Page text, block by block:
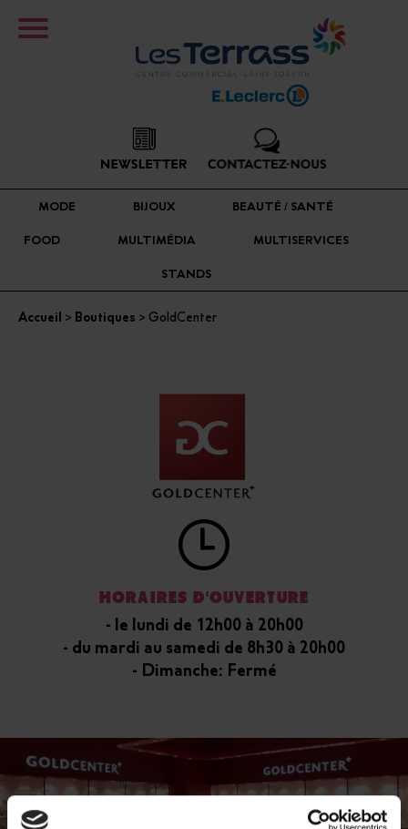
MODE BIJOUX BEAUTÉ / SANTÉ
FOOD MULTIMÉDIA MULTISERVICES
STANDS
Accueil > Boutiques > GoldCenter
HORAIRES D'OUVERTURE
- le lundi de 12h00 à 20h00
- du mardi au samedi de 8h30 à 20h00
- Dimanche: Fermé